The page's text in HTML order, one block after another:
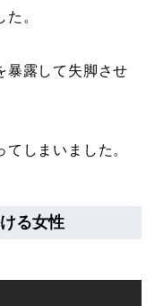
。
暴露して失脚させ
しまいました。
る女性